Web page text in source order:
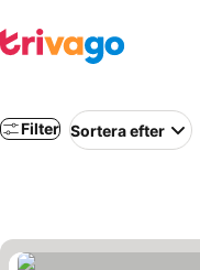
Filter Sortera efter